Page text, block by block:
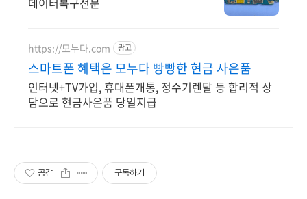
https://모누다.com 광고
스마트폰 혜택은 모누다 빵빵한 현금 사은품
인터넷+TV가입, 휴대폰개통, 정수기렌탈 등 합리적 상
담으로 현금사은품 당일지급
공감 구독하기